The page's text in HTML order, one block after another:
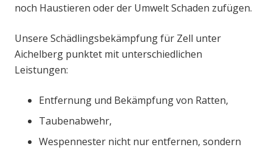
noch Haustieren oder der Umwelt Schaden zufügen.
Unsere Schädlingsbekämpfung für Zell unter
Aichelberg punktet mit unterschiedlichen
Leistungen:
Entfernung und Bekämpfung von Ratten,
Taubenabwehr,
Wespennester nicht nur entfernen, sondern